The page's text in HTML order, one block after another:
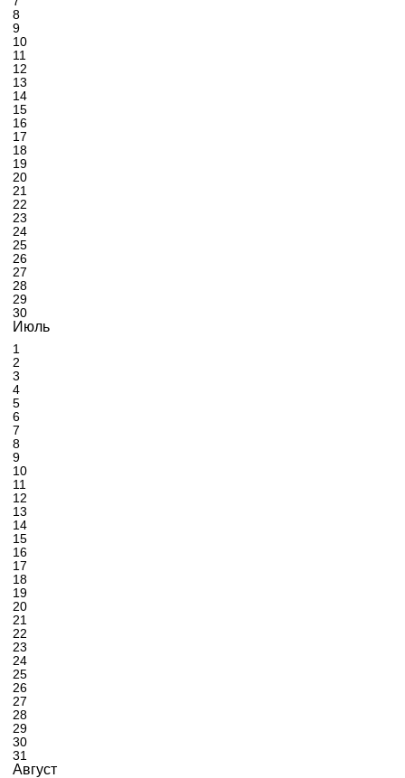
8
9
10
11
12
13
14
15
16
17
18
19
20
21
22
23
24
25
26
27
28
29
30
Июль
1
2
3
4
5
6
7
8
9
10
11
12
13
14
15
16
17
18
19
20
21
22
23
24
25
26
27
28
29
30
31
Август